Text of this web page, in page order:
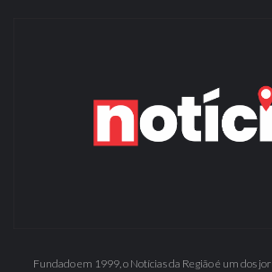
Fundado em 1999, o Notícias da Região é um dos